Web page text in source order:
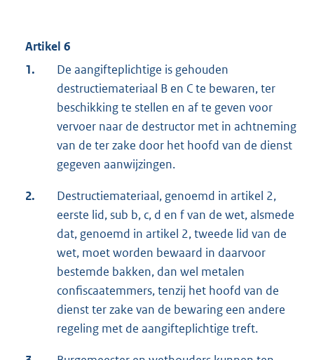
Artikel 6
1.
De aangifteplichtige is gehouden
destructiemateriaal B en C te bewaren, ter
beschikking te stellen en af te geven voor
vervoer naar de destructor met in achtneming
van de ter zake door het hoofd van de dienst
gegeven aanwijzingen.
2.
Destructiemateriaal, genoemd in artikel 2,
eerste lid, sub b, c, d en f van de wet, alsmede
dat, genoemd in artikel 2, tweede lid van de
wet, moet worden bewaard in daarvoor
bestemde bakken, dan wel metalen
confiscaatemmers, tenzij het hoofd van de
dienst ter zake van de bewaring een andere
regeling met de aangifteplichtige treft.